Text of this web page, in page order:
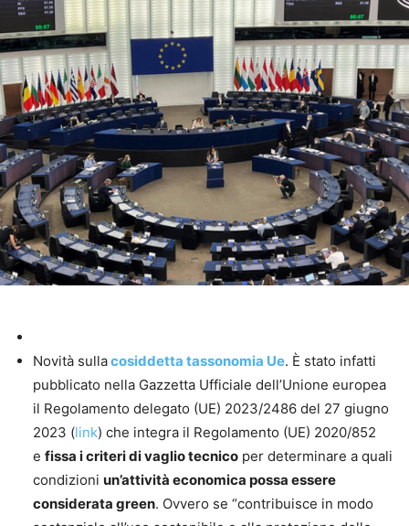
Novità sullacosiddetta tassonomia Ue. È stato infatti
pubblicato nella Gazzetta Ufficiale dell’Unione europea
il Regolamento delegato (UE) 2023/2486 del 27 giugno
2023 (link) che integra il Regolamento (UE) 2020/852
e fissa i criteri di vaglio tecnico per determinare a quali
condizioni un’attività economica possa essere
considerata green. Ovvero se “contribuisce in modo